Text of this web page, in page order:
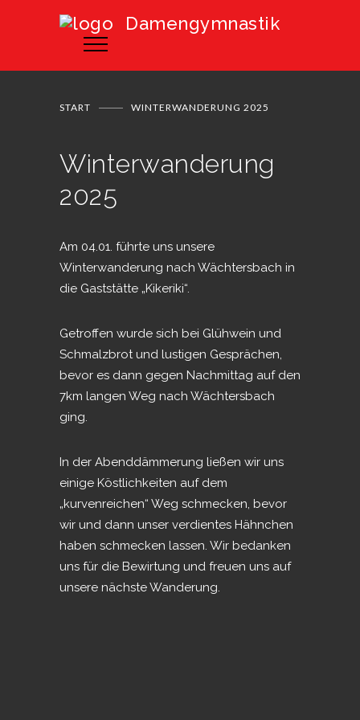
Damengymnastik
START WINTERWANDERUNG 2025
Winterwanderung
2025
Am 04.01. führte uns unsere
Winterwanderung nach Wächtersbach in
die Gaststätte „Kikeriki“.
Getroffen wurde sich bei Glühwein und
Schmalzbrot und lustigen Gesprächen,
bevor es dann gegen Nachmittag auf den
7km langen Weg nach Wächtersbach
ging.
In der Abenddämmerung ließen wir uns
einige Köstlichkeiten auf dem
„kurvenreichen“ Weg schmecken, bevor
wir und dann unser verdientes Hähnchen
haben schmecken lassen. Wir bedanken
uns für die Bewirtung und freuen uns auf
unsere nächste Wanderung.